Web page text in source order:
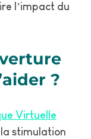
l’impact du
?
Virtuelle
stimulation